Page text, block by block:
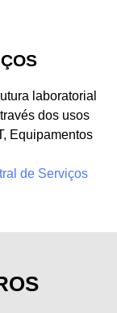
laboratorial
dos usos
Equipamentos
de Serviços